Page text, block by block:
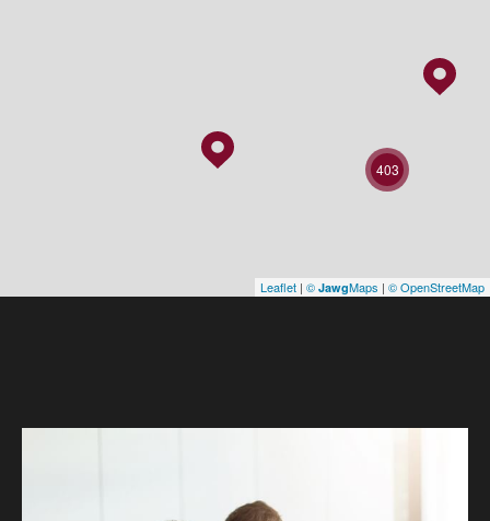
403
Leaflet | © JawgMaps | © OpenStreetMap